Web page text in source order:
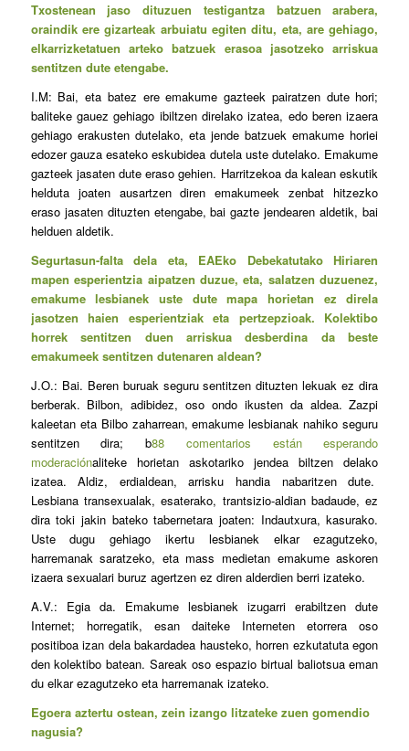
Txostenean jaso dituzuen testigantza batzuen arabera,
oraindik ere gizarteak arbuiatu egiten ditu, eta, are gehiago,
elkarrizketatuen arteko batzuek erasoa jasotzeko arriskua
sentitzen dute etengabe.
I.M: Bai, eta batez ere emakume gazteek pairatzen dute hori;
baliteke gauez gehiago ibiltzen direlako izatea, edo beren izaera
gehiago erakusten dutelako, eta jende batzuek emakume horiei
edozer gauza esateko eskubidea dutela uste dutelako. Emakume
gazteek jasaten dute eraso gehien. Harritzekoa da kalean eskutik
helduta joaten ausartzen diren emakumeek zenbat hitzezko
eraso jasaten dituzten etengabe, bai gazte jendearen aldetik, bai
helduen aldetik.
Segurtasun-falta dela eta, EAEko Debekatutako Hiriaren
mapen esperientzia aipatzen duzue, eta, salatzen duzuenez,
emakume lesbianek uste dute mapa horietan ez direla
jasotzen haien esperientziak eta pertzepzioak. Kolektibo
horrek sentitzen duen arriskua desberdina da beste
emakumeek sentitzen dutenaren aldean?
J.O.: Bai. Beren buruak seguru sentitzen dituzten lekuak ez dira
berberak. Bilbon, adibidez, oso ondo ikusten da aldea. Zazpi
kaleetan eta Bilbo zaharrean, emakume lesbianak nahiko seguru
sentitzen dira; b88 comentarios están esperando
moderaciónaliteke horietan askotariko jendea biltzen delako
izatea. Aldiz, erdialdean, arrisku handia nabaritzen dute.
Lesbiana transexualak, esaterako, trantsizio-aldian badaude, ez
dira toki jakin bateko tabernetara joaten: Indautxura, kasurako.
Uste dugu gehiago ikertu lesbianek elkar ezagutzeko,
harremanak saratzeko, eta mass medietan emakume askoren
izaera sexualari buruz agertzen ez diren alderdien berri izateko.
A.V.: Egia da. Emakume lesbianek izugarri erabiltzen dute
Internet; horregatik, esan daiteke Interneten etorrera oso
positiboa izan dela bakardadea hausteko, horren ezkutatuta egon
den kolektibo batean. Sareak oso espazio birtual baliotsua eman
du elkar ezagutzeko eta harremanak izateko.
Egoera aztertu ostean, zein izango litzateke zuen gomendio
nagusia?